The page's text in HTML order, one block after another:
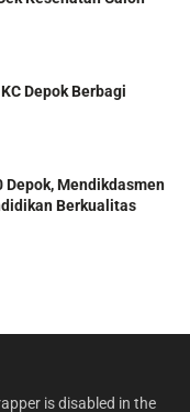
Depok Berbagi
Depok, Mendikdasmen
Berkualitas
is disabled in the